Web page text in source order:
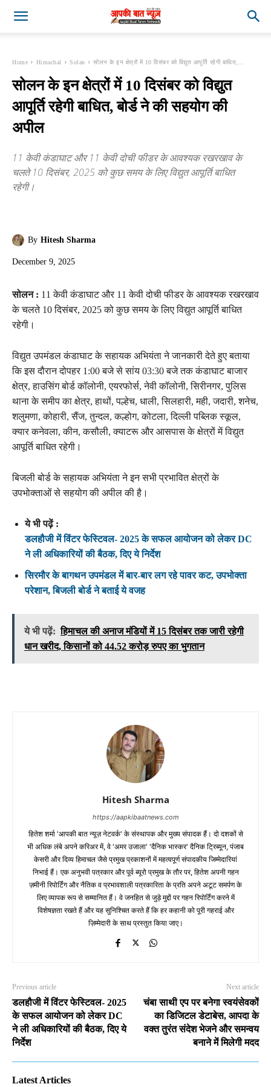
Home Himachal Solan सोलन के इन क्षेत्रों में 10 दिसंबर को विद्युत आपूर्ति रहेगी बाधित,...
सोलन के इन क्षेत्रों में 10 दिसंबर को विद्युत
आपूर्ति रहेगी बाधित, बोर्ड ने की सहयोग की
अपील
11 केवी कंडाघाट और 11 केवी दोची फीडर के आवश्यक रखरखाव के
चलते 10 दिसंबर, 2025 को कुछ समय के लिए विद्युत आपूर्ति बाधित
रहेगी।
By Hitesh Sharma
December 9, 2025
सोलन : 11 केवी कंडाघाट और 11 केवी दोची फीडर के आवश्यक रखरखाव
के चलते 10 दिसंबर, 2025 को कुछ समय के लिए विद्युत आपूर्ति बाधित
रहेगी।
विद्युत उपमंडल कंडाघाट के सहायक अभियंता ने जानकारी देते हुए बताया
कि इस दौरान दोपहर 1:00 बजे से सांय 03:30 बजे तक कंडाघाट बाजार
क्षेत्र, हाउसिंग बोर्ड कॉलोनी, एयरफोर्स, नेवी कॉलोनी, सिरीनगर, पुलिस
थाना के समीप का क्षेत्र, हाथों, पल्हेच, धाली, सिलहारी, मही, जदारी, शनेच,
शलुमणा, कोहारी, सैंज, तुन्दल, कल्होग, कोटला, दिल्ली पब्लिक स्कूल,
क्यार कनेवला, कीन, कसौली, क्याटरू और आसपास के क्षेत्रों में विद्युत
आपूर्ति बाधित रहेगी।
बिजली बोर्ड के सहायक अभियंता ने इन सभी प्रभावित क्षेत्रों के
उपभोक्ताओं से सहयोग की अपील की है।
ये भी पढ़ें :
डलहौजी में विंटर फेस्टिवल- 2025 के सफल आयोजन को लेकर DC
ने ली अधिकारियों की बैठक, दिए ये निर्देश
सिरमौर के बागथन उपमंडल में बार-बार लग रहे पावर कट, उपभोक्ता
परेशान, बिजली बोर्ड ने बताई ये वजह
ये भी पढ़ें: हिमाचल की अनाज मंडियों में 15 दिसंबर तक जारी रहेगी
धान खरीद, किसानों को 44.52 करोड़ रुपए का भुगतान
Hitesh Sharma
https://aapkibaatnews.com
हितेश शर्मा 'आपकी बात न्यूज़ नेटवर्क' के संस्थापक और मुख्य संपादक हैं। दो दशकों से
भी अधिक लंबे अपने करिअर में, वे 'अमर उजाला' 'दैनिक भास्कर' दैनिक ट्रिब्यून, पंजाब
केसरी और दिव्य हिमाचल जैसे प्रमुख प्रकाशनों में महत्वपूर्ण संपादकीय जिम्मेदारियां
निभाई हैं। एक अनुभवी पत्रकार और पूर्व ब्यूरो प्रमुख के तौर पर, हितेश अपनी गहन
ज़मीनी रिपोर्टिंग और नैतिक व प्रभावशाली पत्रकारिता के प्रति अपने अटूट समर्पण के
लिए व्यापक रूप से सम्मानित हैं। वे जनहित से जुड़े मुद्दों पर गहन रिपोर्टिंग करने में
विशेषज्ञता रखते हैं और यह सुनिश्चित करते हैं कि हर कहानी को पूरी गहराई और
ज़िम्मेदारी के साथ प्रस्तुत किया जाए।
Previous article
डलहौजी में विंटर फेस्टिवल- 2025
के सफल आयोजन को लेकर DC
ने ली अधिकारियों की बैठक, दिए ये
निर्देश
Next article
चंबा साथी एप पर बनेगा स्वयंसेवकों
का डिजिटल डेटाबेस, आपदा के
वक्त तुरंत संदेश भेजने और समन्वय
बनाने में मिलेगी मदद
Latest Articles